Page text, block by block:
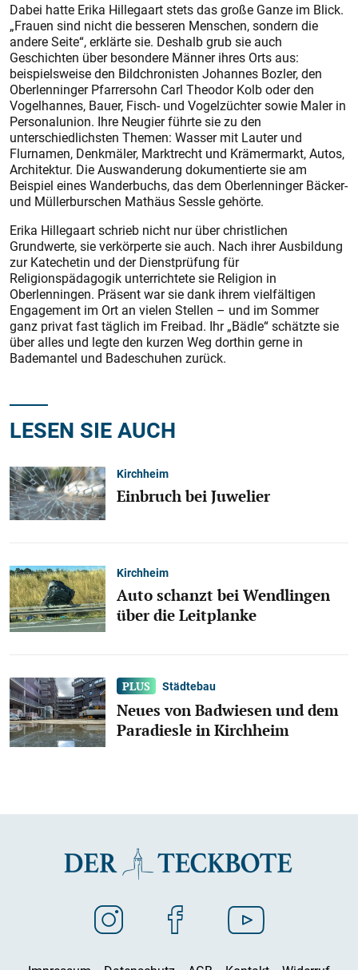
Dabei hatte Erika Hillegaart stets das große Ganze im Blick.
„Frauen sind nicht die besseren Menschen, sondern die
andere Seite“, erklärte sie. Deshalb grub sie auch
Geschichten über besondere Männer ihres Orts aus:
beispielsweise den Bildchronisten Johannes Bozler, den
Oberlenninger Pfarrersohn Carl Theodor Kolb oder den
Vogelhannes, Bauer, Fisch- und Vogelzüchter sowie Maler in
Personalunion. Ihre Neugier führte sie zu den
unterschiedlichsten Themen: Wasser mit Lauter und
Flurnamen, Denkmäler, Marktrecht und Krämermarkt, Autos,
Architektur. Die Auswanderung dokumentierte sie am
Beispiel eines Wanderbuchs, das dem Oberlenninger Bäcker-
und Müllerburschen Mathäus Sessle gehörte.
Erika Hillegaart schrieb nicht nur über christlichen
Grundwerte, sie verkörperte sie auch. Nach ihrer Ausbildung
zur Katechetin und der Dienstprüfung für
Religionspädagogik unterrichtete sie Religion in
Oberlenningen. Präsent war sie dank ihrem vielfältigen
Engagement im Ort an vielen Stellen – und im Sommer
ganz privat fast täglich im Freibad. Ihr „Bädle“ schätzte sie
über alles und legte den kurzen Weg dorthin gerne in
Bademantel und Badeschuhen zurück.
LESEN SIE AUCH
Kirchheim
Einbruch bei Juwelier
Kirchheim
Auto schanzt bei Wendlingen
über die Leitplanke
Städtebau
Neues von Badwiesen und dem
Paradiesle in Kirchheim